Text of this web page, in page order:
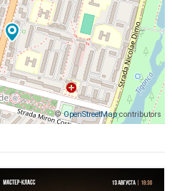
©OpenStreetMapcontributors